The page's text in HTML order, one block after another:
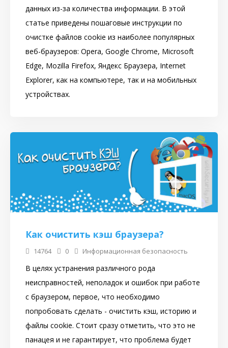
данных из-за количества информации. В этой
статье приведены пошаговые инструкции по
очистке файлов cookie из наиболее популярных
веб-браузеров: Opera, Google Chrome, Microsoft
Edge, Mozilla Firefox, Яндекс Браузера, Internet
Explorer, как на компьютере, так и на мобильных
устройствах.
Как очистить кэш браузера?
14764 0 Информационная безопасность
В целях устранения различного рода
неисправностей, неполадок и ошибок при работе
с браузером, первое, что необходимо
попробовать сделать - очистить кэш, историю и
файлы cookie. Стоит сразу отметить, что это не
панацея и не гарантирует, что проблема будет